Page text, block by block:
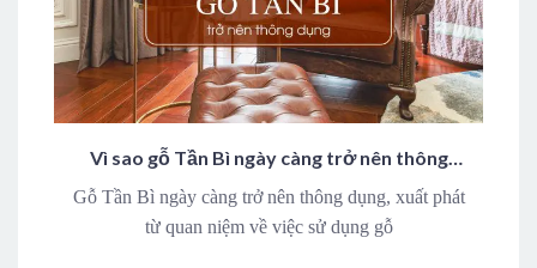
Vì sao gỗ Tần Bì ngày càng trở nên thông
Gỗ Tần Bì ngày càng trở nên thông dụng, xuất phát
từ quan niệm về việc sử dụng gỗ